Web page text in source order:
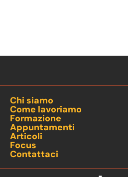
Chi siamo
Come lavoriamo
Formazione
Appuntamenti
Articoli
Focus
Contattaci